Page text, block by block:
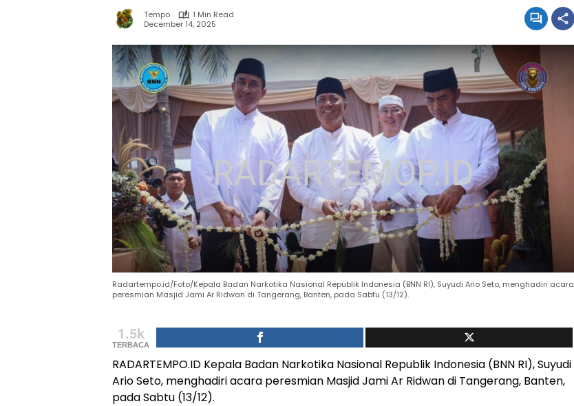
Tempo
1 Min Read
December 14, 2025
Radartempo.id/Foto/Kepala Badan Narkotika Nasional Republik Indonesia (BNN RI), Suyudi Ario Seto, menghadiri acara
peresmian Masjid Jami Ar Ridwan di Tangerang, Banten, pada Sabtu (13/12).
1.5k
TERBACA
RADARTEMPO.ID Kepala Badan Narkotika Nasional Republik Indonesia (BNN RI), Suyudi
Ario Seto, menghadiri acara peresmian Masjid Jami Ar Ridwan di Tangerang, Banten,
pada Sabtu (13/12).